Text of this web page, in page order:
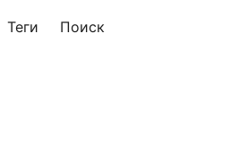
Теги Поиск